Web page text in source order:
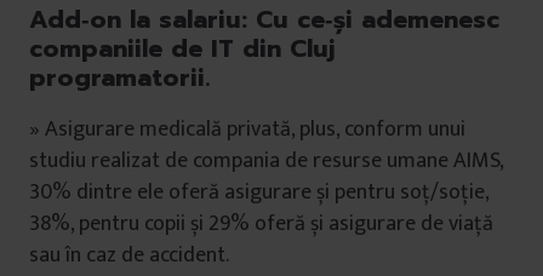
Add‑on la salariu: Cu ce‑și ademenesc
companiile de IT din Cluj
programatorii.
» Asigurare medicală privată, plus, conform unui
studiu realizat de compania de resurse umane AIMS,
30% dintre ele oferă asigurare și pentru soț/soție,
38%, pentru copii și 29% oferă și asigurare de viață
sau în caz de accident.